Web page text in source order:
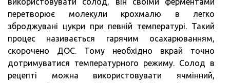
перетворює молекули крохмалю в легко
зброджувані цукри при певній температурі. Такий
процес називається гарячим осахарюванням,
скорочено ДОС. Тому необхідно вкрай точно
дотримуватися температурного режиму. Солод в
рецепті можна використовувати ячмінний,